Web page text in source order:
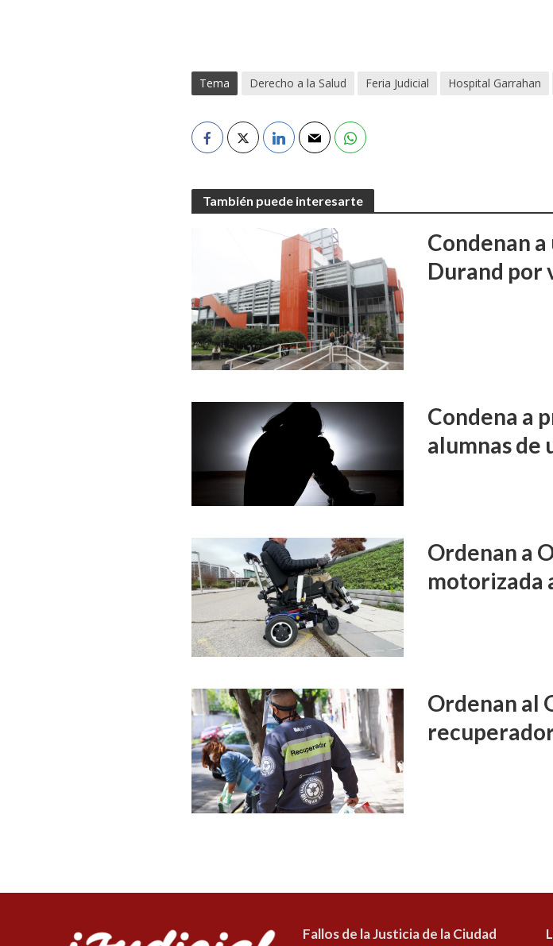
Tema Derecho a la Salud Feria Judicial Hospital Garrahan
También puede interesarte
Condenan
Durand por
Condena a
alumnas de
Ordenan a
motorizada
Ordenan al
Fallos de la Justicia de la Ciudad